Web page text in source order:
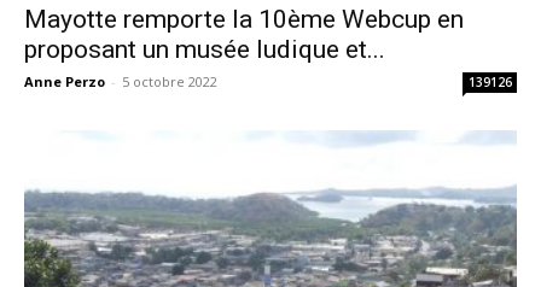
Mayotte remporte la 10ème Webcup en
proposant un musée ludique et...
Anne Perzo - 5 octobre 2022 139126